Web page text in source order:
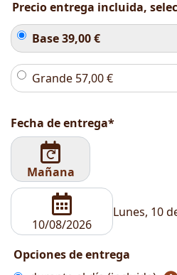
Precio entrega incluida,
Base39,00€
Grande 57,00€
Fecha de entrega*
Mañana
Lunes, 10
Opciones de entrega